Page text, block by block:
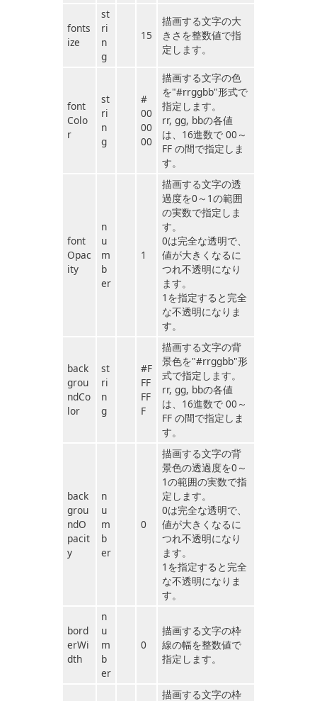
fonts
ize
st
ri
n
g
15
描画する文字の大
きさを整数値で指
定します。
font
Colo
r
st
ri
n
g
#
00
00
00
描画する文字の色
を"#rrggbb"形式で
指定します。
rr, gg, bbの各値
は、16進数で 00～
FF の間で指定しま
す。
font
Opac
ity
n
u
m
b
er
1
描画する文字の透
過度を0～1の範囲
の実数で指定しま
す。
0は完全な透明で、
値が大きくなるに
つれ不透明になり
ます。
1を指定すると完全
な不透明になりま
す。
back
grou
ndCo
lor
st
ri
n
g
#F
FF
FF
F
描画する文字の背
景色を"#rrggbb"形
式で指定します。
rr, gg, bbの各値
は、16進数で 00～
FF の間で指定しま
す。
back
grou
ndO
pacit
y
n
u
m
b
er
0
描画する文字の背
景色の透過度を0～
1の範囲の実数で指
定します。
0は完全な透明で、
値が大きくなるに
つれ不透明になり
ます。
1を指定すると完全
な不透明になりま
す。
bord
erWi
dth
n
u
m
b
er
0
描画する文字の枠
線の幅を整数値で
指定します。
描画する文字の枠